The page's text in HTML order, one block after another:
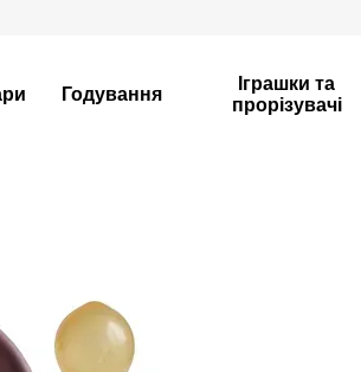
Годування
Іграшки та
прорізувачі